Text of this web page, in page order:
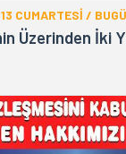
CUMARTESİ /
Üzerinden İki